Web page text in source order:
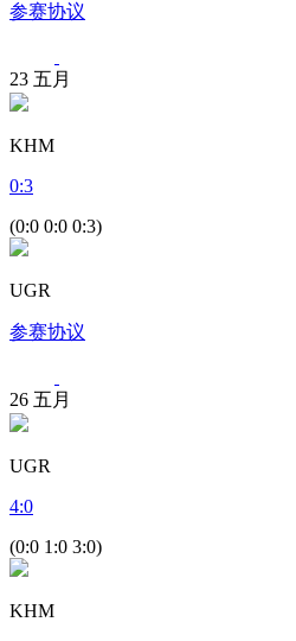
参赛协议
23 五月
KHM
0:3
(0:0 0:0 0:3)
UGR
参赛协议
26 五月
UGR
4:0
(0:0 1:0 3:0)
KHM